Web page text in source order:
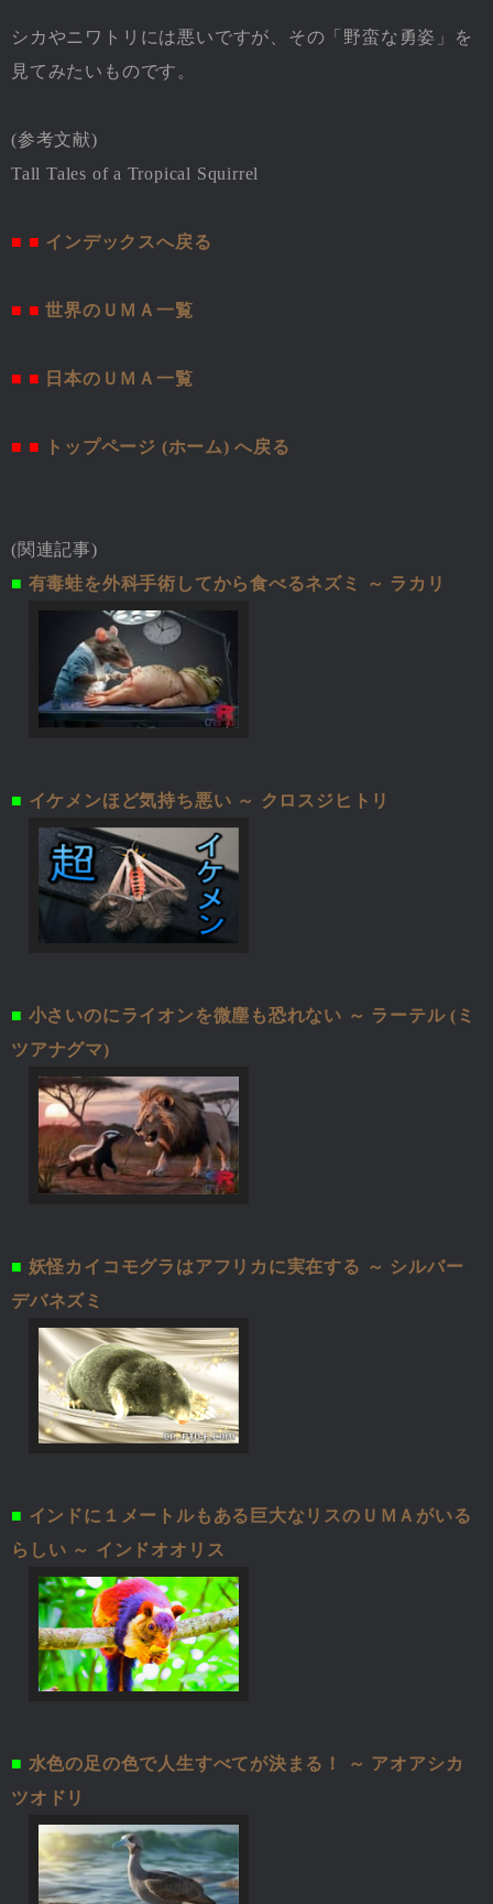
シカやニワトリには悪いですが、その「野蛮な勇姿」を
見てみたいものです。
(参考文献)
Tall Tales of a Tropical Squirrel
■ ■ インデックスへ戻る
■ ■ 世界のＵＭＡ一覧
■ ■ 日本のＵＭＡ一覧
■ ■ トップページ (ホーム) へ戻る
(関連記事)
■ 有毒蛙を外科手術してから食べるネズミ ～ ラカリ
■ イケメンほど気持ち悪い ～ クロスジヒトリ
■ 小さいのにライオンを微塵も恐れない ～ ラーテル (ミ
ツアナグマ)
■ 妖怪カイコモグラはアフリカに実在する ～ シルバー
デバネズミ
■ インドに１メートルもある巨大なリスのＵＭＡがいる
らしい ～ インドオオリス
■ 水色の足の色で人生すべてが決まる！ ～ アオアシカ
ツオドリ